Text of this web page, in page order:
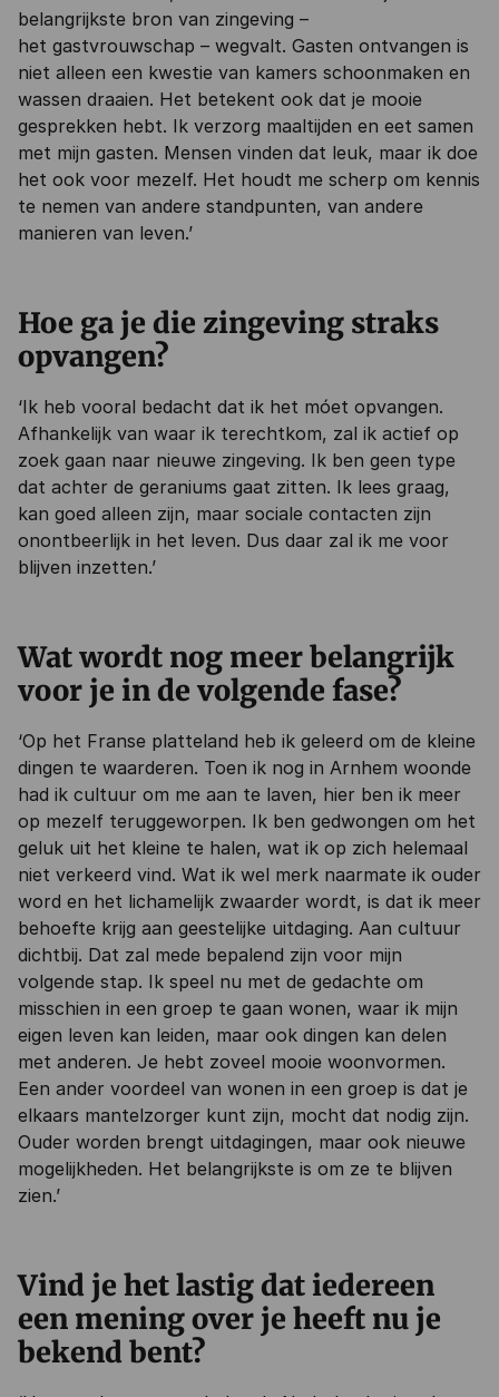
belangrijkste bron van zingeving –
het gastvrouwschap – wegvalt. Gasten ontvangen is
niet alleen een kwestie van kamers schoonmaken en
wassen draaien. Het betekent ook dat je mooie
gesprekken hebt. Ik verzorg maaltijden en eet samen
met mijn gasten. Mensen vinden dat leuk, maar ik doe
het ook voor mezelf. Het houdt me scherp om kennis
te nemen van andere standpunten, van andere
manieren van leven.’
Hoe ga je die zingeving straks
opvangen?
‘Ik heb vooral bedacht dat ik het móet opvangen.
Afhankelijk van waar ik terechtkom, zal ik actief op
zoek gaan naar nieuwe zingeving. Ik ben geen type
dat achter de geraniums gaat zitten. Ik lees graag,
kan goed alleen zijn, maar sociale contacten zijn
onontbeerlijk in het leven. Dus daar zal ik me voor
blijven inzetten.’
Wat wordt nog meer belangrijk
voor je in de volgende fase?
‘Op het Franse platteland heb ik geleerd om de kleine
dingen te waarderen. Toen ik nog in Arnhem woonde
had ik cultuur om me aan te laven, hier ben ik meer
op mezelf teruggeworpen. Ik ben gedwongen om het
geluk uit het kleine te halen, wat ik op zich helemaal
niet verkeerd vind. Wat ik wel merk naarmate ik ouder
word en het lichamelijk zwaarder wordt, is dat ik meer
behoefte krijg aan geestelijke uitdaging. Aan cultuur
dichtbij. Dat zal mede bepalend zijn voor mijn
volgende stap. Ik speel nu met de gedachte om
misschien in een groep te gaan wonen, waar ik mijn
eigen leven kan leiden, maar ook dingen kan delen
met anderen. Je hebt zoveel mooie woonvormen.
Een ander voordeel van wonen in een groep is dat je
elkaars mantelzorger kunt zijn, mocht dat nodig zijn.
Ouder worden brengt uitdagingen, maar ook nieuwe
mogelijkheden. Het belangrijkste is om ze te blijven
zien.’
Vind je het lastig dat iedereen
een mening over je heeft nu je
bekend bent?